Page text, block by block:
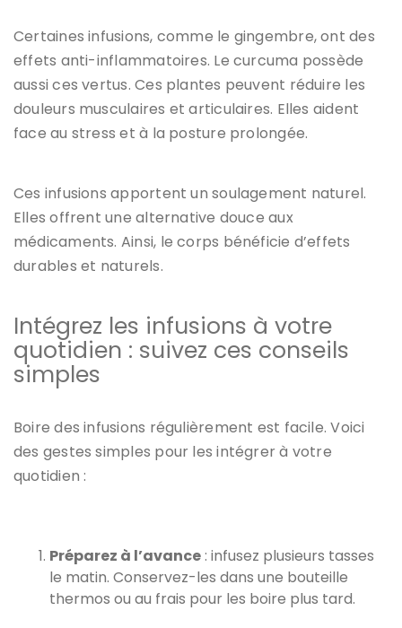
Certaines infusions, comme le gingembre, ont des
effets anti-inflammatoires. Le curcuma possède
aussi ces vertus. Ces plantes peuvent réduire les
douleurs musculaires et articulaires. Elles aident
face au stress et à la posture prolongée.
Ces infusions apportent un soulagement naturel.
Elles offrent une alternative douce aux
médicaments. Ainsi, le corps bénéficie d’effets
durables et naturels.
Intégrez les infusions à votre
quotidien : suivez ces conseils
simples
Boire des infusions régulièrement est facile. Voici
des gestes simples pour les intégrer à votre
quotidien :
Préparez à l’avance : infusez plusieurs tasses
le matin. Conservez-les dans une bouteille
thermos ou au frais pour les boire plus tard.